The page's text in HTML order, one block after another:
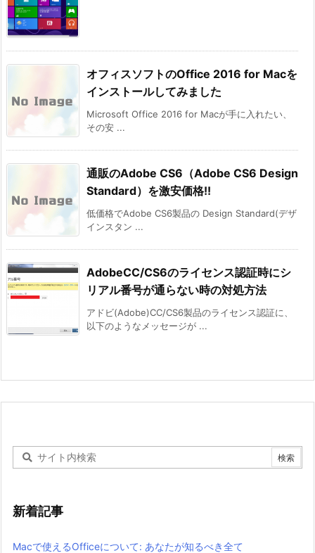
オフィスソフトのOffice 2016 for Macを
インストールしてみました
Microsoft Office 2016 for Macが手に入れたい、
その安 ...
通販のAdobe CS6（Adobe CS6 Design
Standard）を激安価格!!
低価格でAdobe CS6製品の Design Standard(デザ
インスタン ...
AdobeCC/CS6のライセンス認証時にシ
リアル番号が通らない時の対処方法
アドビ(Adobe)CC/CS6製品のライセンス認証に、
以下のようなメッセージが ...
新着記事
Macで使えるOfficeについて: あなたが知るべき全て